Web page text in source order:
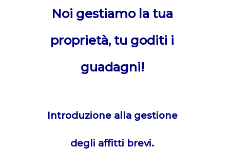
Noi gestiamo la tua
proprietà, tu goditi i
guadagni!
Introduzione alla gestione
degli affitti brevi.